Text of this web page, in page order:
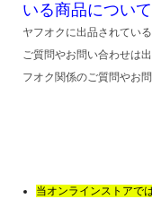
いる商品について
ヤフオクに出品されてい
ご質問やお問い合わせは
フオク関係のご質問やお
当オンラインストアで